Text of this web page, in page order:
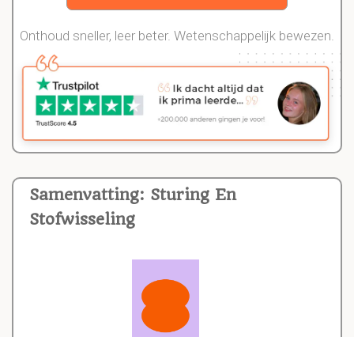
Samenvatting: Sturing En
Stofwisseling
Onthoud sneller, leer beter. Wetenschappelijk bewezen.